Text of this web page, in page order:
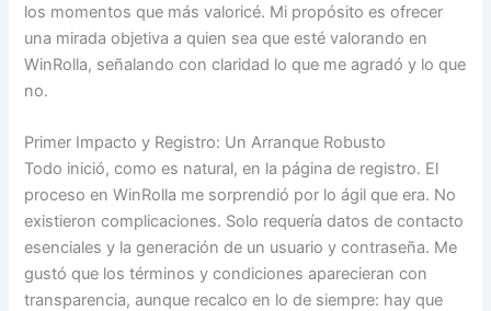
los momentos que más valoricé. Mi propósito es ofrecer
una mirada objetiva a quien sea que esté valorando en
WinRolla, señalando con claridad lo que me agradó y lo que
no.
Primer Impacto y Registro: Un Arranque Robusto
Todo inició, como es natural, en la página de registro. El
proceso en WinRolla me sorprendió por lo ágil que era. No
existieron complicaciones. Solo requería datos de contacto
esenciales y la generación de un usuario y contraseña. Me
gustó que los términos y condiciones aparecieran con
transparencia, aunque recalco en lo de siempre: hay que